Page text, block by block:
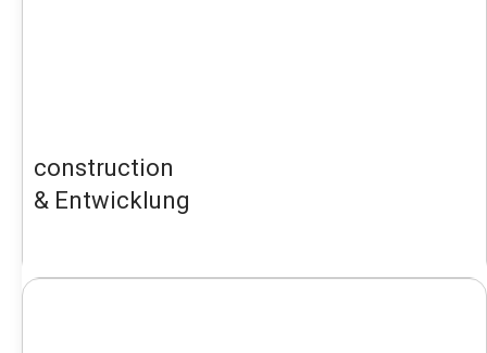
construction
& Entwicklung